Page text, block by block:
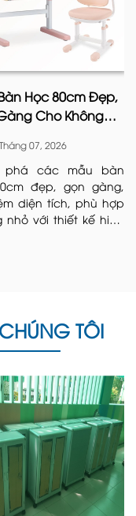
kệ dép
bạn
gàng và sạch
giúp giày dép
ngăn nắp hơn
một cách hiệu
những đôi giày
bảo quản
hư hỏng đến khi
thời gian lau
Học 80cm Đẹp,
Cho Không
07, 2026
phá các mẫu bàn
đẹp, gọn gàng,
diện tích, phù hợp
nhỏ với thiết kế hiện
TÔI